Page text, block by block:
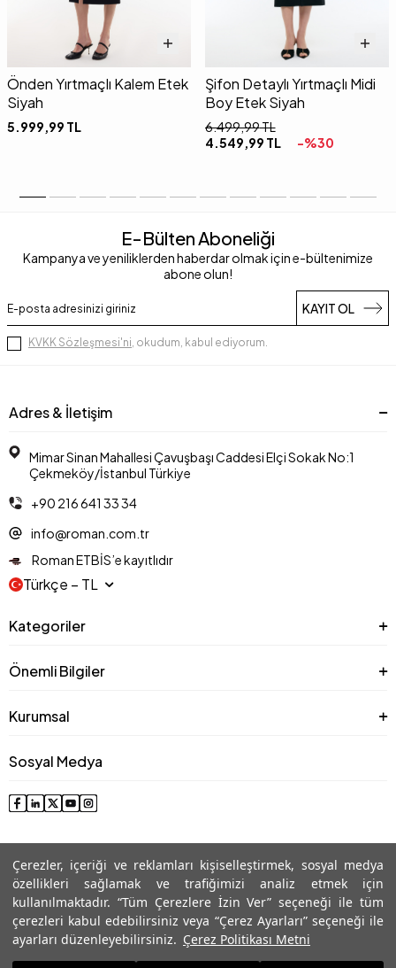
Çerezler, içeriği ve reklamları kişiselleştirmek, sosyal medya
özellikleri sağlamak ve trafiğimizi analiz etmek için
kullanılmaktadır. “Tüm Çerezlere İzin Ver” seçeneği ile tüm
çerezleri kabul edebilirsiniz veya “Çerez Ayarları” seçeneği ile
ayarları düzenleyebilirsiniz. Çerez Politikası Metni
Önden Yırtmaçlı Kalem Etek
Siyah
5.999,99 TL
Şifon Detaylı Yırtmaçlı Midi
Boy Etek Siyah
6.499,99TL
4.549,99 TL -%30
E-Bülten Aboneliği
Kampanya ve yeniliklerden haberdar olmak için e-bültenimize
abone olun!
KAYIT OL
KVKK Sözleşmesi'ni, okudum, kabul ediyorum.
Adres & İletişim
Mimar Sinan Mahallesi Çavuşbaşı Caddesi Elçi Sokak No:1
Çekmeköy/İstanbul Türkiye
+90 216 641 33 34
info@roman.com.tr
Roman ETBİS’e kayıtlıdır
Türkçe − TL
Kategoriler
Önemli Bilgiler
Kurumsal
Sosyal Medya
© 2025 Roman® Tüm Hakları Saklıdır, İzinsiz kullanılamaz